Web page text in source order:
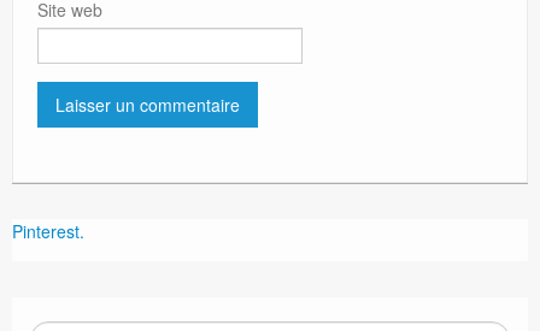
Site web
Pinterest.